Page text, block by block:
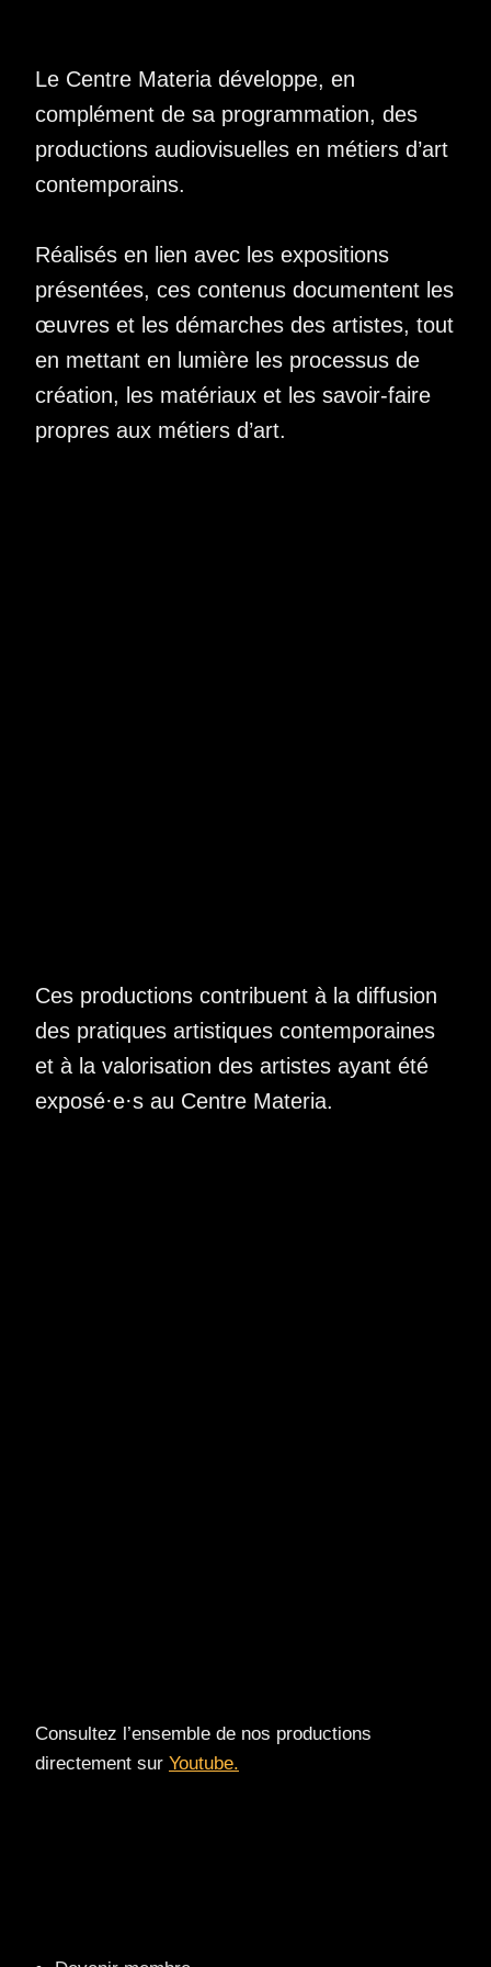
Le Centre Materia développe, en
complément de sa programmation, des
productions audiovisuelles en métiers d’art
contemporains.
Réalisés en lien avec les expositions
présentées, ces contenus documentent les
œuvres et les démarches des artistes, tout
en mettant en lumière les processus de
création, les matériaux et les savoir-faire
propres aux métiers d’art.
Ces productions contribuent à la diffusion
des pratiques artistiques contemporaines
et à la valorisation des artistes ayant été
exposé·e·s au Centre Materia.
Consultez l’ensemble de nos productions
directement sur Youtube.